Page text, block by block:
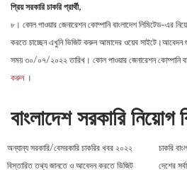
প্রিয় সরকারি চাকরি প্রার্থী,
৮। কোল পাওয়ার জেনারেশন কোম্পানি বাংলাদেশ লিমিটেড-এর
করতে চাচ্ছেন এখুনি ভিজিট করুন আমাদের ওয়েব
সময় ৩০/০৭/২০২২ তারিখ। কোল পাওয়ার জেনারেশন কোম্পানি
করুন।
বাংলাদেশ সরকারি
অন্যান্য সরকারি/বেসরকারি চাকরির খবর ২০২২
বিস্তারিত তথ্য জানতে ও আবেদন করতে ভিজিট
চাকরি
দেশের